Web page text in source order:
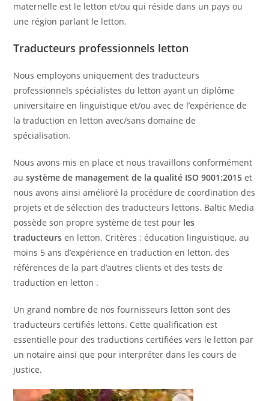
maternelle est le letton et/ou qui réside dans un pays ou
une région parlant le letton.
Traducteurs professionnels letton
Nous employons uniquement des traducteurs
professionnels spécialistes du letton ayant un diplôme
universitaire en linguistique et/ou avec de l’expérience de
la traduction en letton avec/sans domaine de
spécialisation.
Nous avons mis en place et nous travaillons conformément
ausystème de management de la qualité ISO 9001:2015 et
nous avons ainsi amélioré la procédure de coordination des
projets et de sélection des traducteurs lettons. Baltic Media
possède son propre système de test pour les
traducteurs en letton. Critères : éducation linguistique, au
moins 5 ans d’expérience en traduction en letton, des
références de la part d’autres clients et des tests de
traduction en letton .
Un grand nombre de nos fournisseurs letton sont des
traducteurs certifiés lettons. Cette qualification est
essentielle pour des traductions certifiées vers le letton par
un notaire ainsi que pour interpréter dans les cours de
justice.